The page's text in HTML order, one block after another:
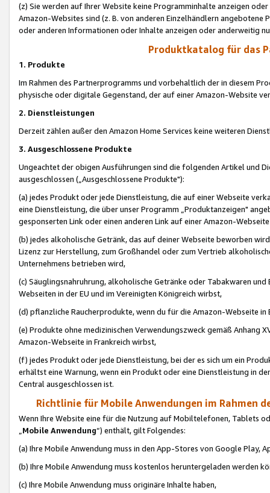
(z) Sie werden auf Ihrer Website keine Programminhalte anzeigen
Amazon-Websites sind (z. B. von anderen Einzelhändlern
oder anderen Informationen oder Inhalte anzeigen oder anderweitig
Produktkatalog für das
1. Produkte
Im Rahmen des Partnerprogramms und vorbehaltlich der in diesem
physische oder digitale Gegenstand, der auf einer Amazon-Website
2. Dienstleistungen
Derzeit zählen außer den Amazon Home Services keine weiteren
3. Ausgeschlossene Produkte
Ungeachtet der obigen Ausführungen sind die folgenden Artikel und
ausgeschlossen („Ausgeschlossene Produkte"):
(a) jedes Produkt oder jede Dienstleistung, die auf einer Webseite
eine Dienstleistung, die über unser Programm „Produktanzeigen"
gesponserten Link oder einen anderen Link auf einer Amazon-
(b) jedes alkoholische Getränk, das auf deiner Webseite beworben
Lizenz zur Herstellung, zum Großhandel oder zum Vertrieb
Unternehmens betrieben wird,
(c) Säuglingsnahruhrung, alkoholische Getränke oder Tabakwaren
Webseiten in der EU und im Vereinigten Königreich wirbst,
(d) pflanzliche Raucherprodukte, wenn du für die Amazon-Webseite in
(e) Produkte ohne medizinischen Verwendungszweck gemäß Anhang
Amazon-Webseite in Frankreich wirbst,
(f) jedes Produkt oder jede Dienstleistung, bei der es sich um ein
erhältst eine Warnung, wenn ein Produkt oder eine Dienstleistung in
Central ausgeschlossen ist.
Richtlinie für Mobile Anwendungen im Rahmen
Wenn Ihre Website eine für die Nutzung auf Mobiltelefonen, Tablets
„Mobile Anwendung“) enthält, gilt Folgendes:
(a) Ihre Mobile Anwendung muss in den App-Stores von Google Play,
(b) Ihre Mobile Anwendung muss kostenlos heruntergeladen werden
(c) Ihre Mobile Anwendung muss originäre Inhalte haben,